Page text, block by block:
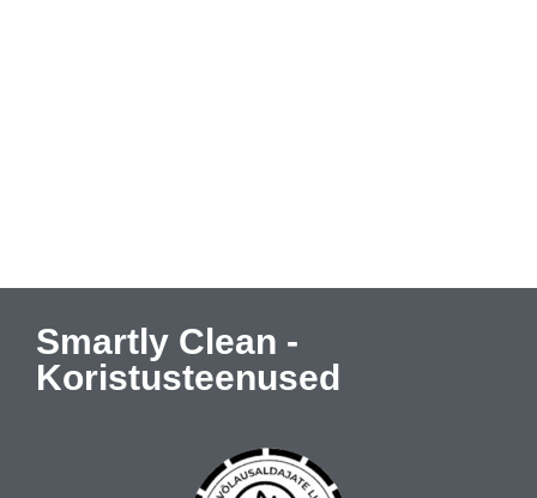
Smartly Clean -
Koristusteenused